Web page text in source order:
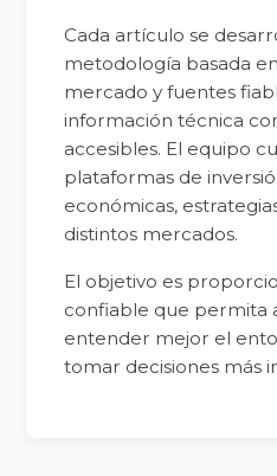
Cada artículo se
metodología basada
mercado y fuentes
información técnica
accesibles. El equipo
plataformas de
económicas,
distintos mercados.
El objetivo es
confiable que permita
entender mejor el
tomar decisiones más